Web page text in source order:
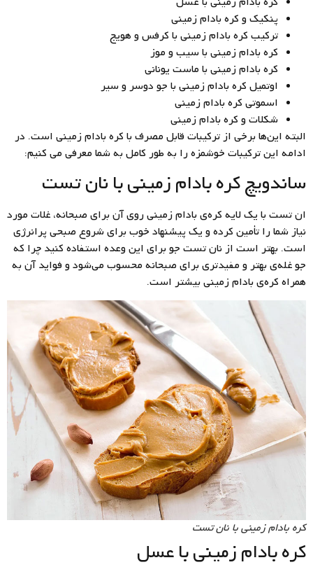
پنکیک و کره بادام زمینی
ترکیب کره بادام زمینی با کرفس و هویج
کره بادام زمینی با سیب و موز
کره بادام زمینی با ماست یونانی
اوتمیل کره بادام زمینی با جو دوسر و سیر
اسموتی کره بادام زمینی
شکلات و کره بادام زمینی
البته این‌ها برخی از ترکیبات قابل مصرف با کره بادام زمینی است. در
ادامه این ترکیبات خوشمزه را به طور کامل به شما معرفی می کنیم:
ساندویچ کره بادام زمینی با نان تست
ان تست با یک لایه کره‌ی بادام زمینی روی آن برای صبحانه، غلات مورد
نیاز شما را تأمین کرده و یک پیشنهاد خوب برای شروع صبحی پرانرژی
است. بهتر است از نان تست جو برای این وعده استفاده کنید چرا که
جو غله‌ی بهتر و مفیدتری برای صبحانه محسوب می‌شود و فواید آن به
همراه کره‌ی بادام زمینی بیشتر است.
کره بادام زمینی با نان تست
کره بادام زمینی با عسل